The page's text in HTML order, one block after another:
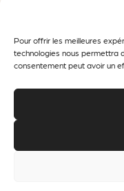
Pour offrir les meilleures
technologies nous permettra
consentement peut avoir un